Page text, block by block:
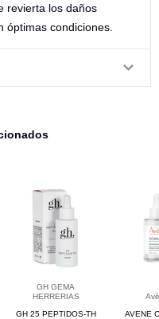
revierta los daños
óptimas condiciones.
GH GEMA
HERRERIAS
GH 25 PEPTIDOS-TH
AVENE